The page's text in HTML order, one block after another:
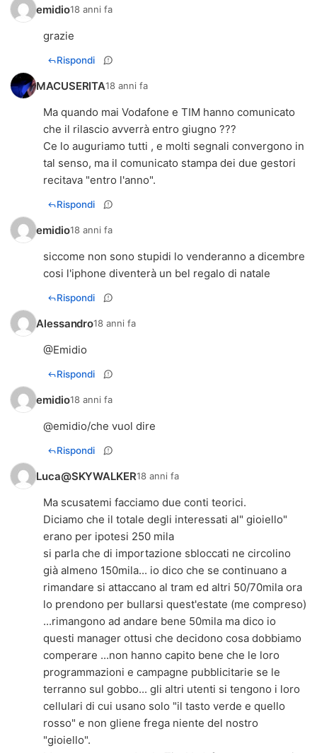
emidio18 anni fa
grazie
Rispondi
MACUSERITA18 anni fa
Ma quando mai Vodafone e TIM hanno comunicato
che il rilascio avverrà entro giugno ???
Ce lo auguriamo tutti , e molti segnali convergono in
tal senso, ma il comunicato stampa dei due gestori
recitava "entro l'anno".
Rispondi
emidio18 anni fa
siccome non sono stupidi lo venderanno a dicembre
cosi l'iphone diventerà un bel regalo di natale
Rispondi
Alessandro18 anni fa
@Emidio
Rispondi
emidio18 anni fa
@emidio/che vuol dire
Rispondi
Luca@SKYWALKER18 anni fa
Ma scusatemi facciamo due conti teorici.
Diciamo che il totale degli interessati al" gioiello"
erano per ipotesi 250 mila
si parla che di importazione sbloccati ne circolino
già almeno 150mila... io dico che se continuano a
rimandare si attaccano al tram ed altri 50/70mila ora
lo prendono per bullarsi quest'estate (me compreso)
...rimangono ad andare bene 50mila ma dico io
questi manager ottusi che decidono cosa dobbiamo
comperare ...non hanno capito bene che le loro
programmazioni e campagne pubblicitarie se le
terranno sul gobbo... gli altri utenti si tengono i loro
cellulari di cui usano solo "il tasto verde e quello
rosso" e non gliene frega niente del nostro
"gioiello".